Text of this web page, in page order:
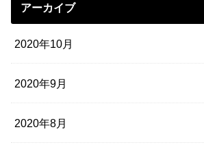
アーカイブ
2020年10月
2020年9月
2020年8月